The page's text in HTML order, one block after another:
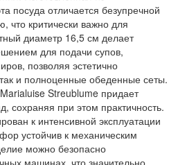
посуда отличается безупречной
что критически важно для
диаметр 16,5 см делает
для подачи супов,
позволяя эстетично
так и полноценные обеденные сеты.
Streublume придает
сохраняя при этом практичность.
к интенсивной эксплуатации
устойчив к механическим
можно безопасно